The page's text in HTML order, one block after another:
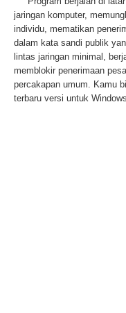
jaringan komputer,
individu, mematikan
dalam kata sandi publik
lintas jaringan minimal,
memblokir penerimaan
percakapan umum. Kamu
terbaru versi untuk